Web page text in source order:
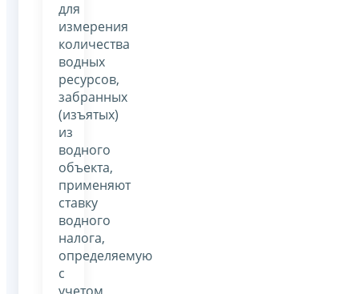
для
измерения
количества
водных
ресурсов,
забранных
(изъятых)
из
водного
объекта,
применяют
ставку
водного
налога,
определяемую
с